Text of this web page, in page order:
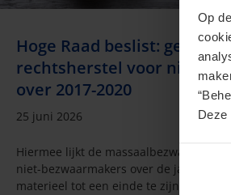
Op
Deze
Hoge Raad beslist: geen
rechtsherstel voor niet-
over 2017-2020
25 juni 2026
Hiermee lijkt de
niet-bezwaarmakers over de jaren 2017
materieel tot een einde te zijn gekomen.